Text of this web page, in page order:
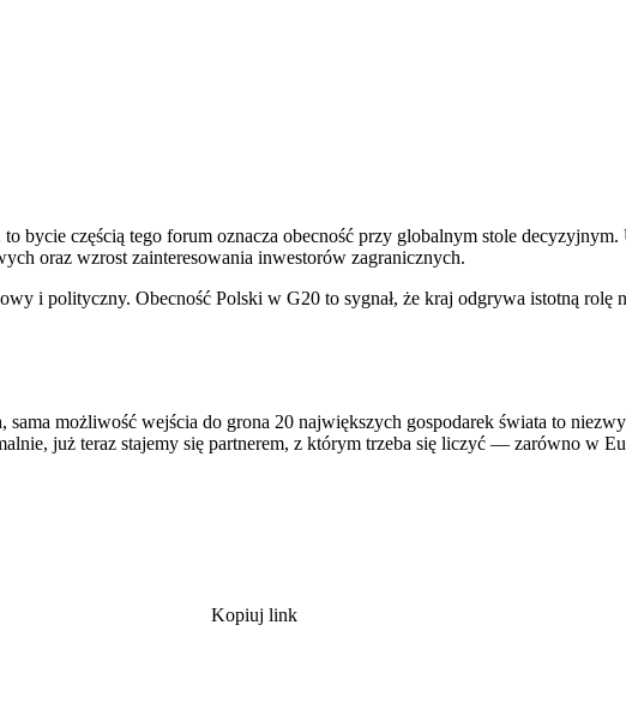
bycie częścią tego forum oznacza obecność przy globalnym stole
oraz wzrost zainteresowania inwestorów zagranicznych.
i polityczny. Obecność Polski w G20 to sygnał, że kraj odgrywa istotną rolę
możliwość wejścia do grona 20 największych gospodarek świata to
już teraz stajemy się partnerem, z którym trzeba się liczyć — zarówno w
Kopiuj link